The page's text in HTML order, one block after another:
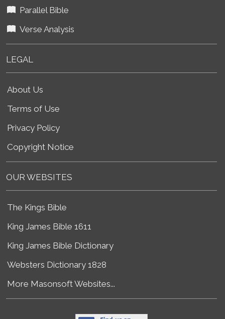
Parallel Bible
Verse Analysis
LEGAL
About Us
Terms of Use
Privacy Policy
Copyright Notice
OUR WEBSITES
The Kings Bible
King James Bible 1611
King James Bible Dictionary
Websters Dictionary 1828
More Masonsoft Websites...